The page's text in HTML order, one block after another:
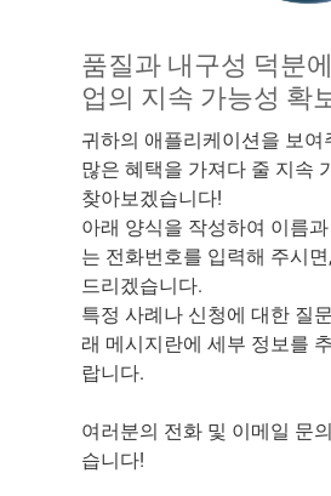
품질과 내구성 덕분
업의 지속 가능성 확
귀하의 애플리케이션을 보여
많은 혜택을 가져다 줄 지속
찾아보겠습니다!
아래 양식을 작성하여 이름
는 전화번호를 입력해 주시
드리겠습니다.
특정 사례나 신청에 대한 질
래 메시지란에 세부 정보를
랍니다.
여러분의 전화 및 이메일 문
습니다!